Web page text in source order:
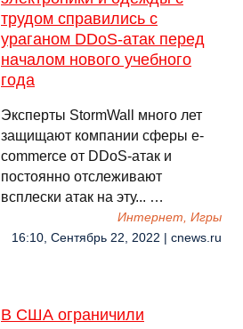
трудом справились с
ураганом DDoS-атак перед
началом нового учебного
года
Эксперты StormWall много лет
защищают компании сферы e-
commerce от DDoS-атак и
постоянно отслеживают
всплески атак на эту... …
Интернет, Игры
16:10, Сентябрь 22, 2022 | cnews.ru
В США ограничили